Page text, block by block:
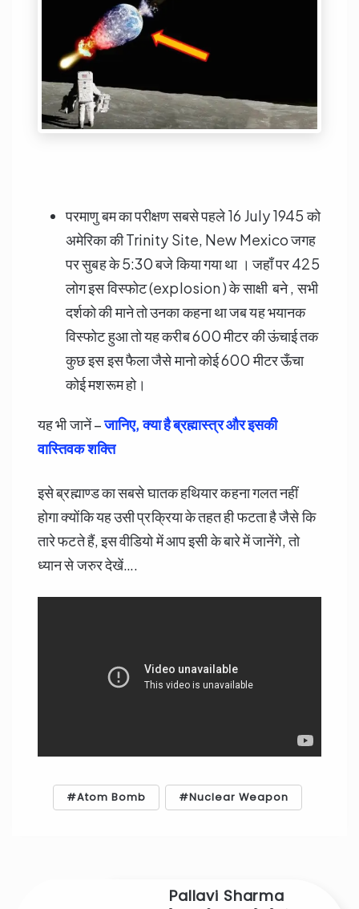
परमाणु बम का परीक्षण सबसे पहले 16 July 1945 को
अमेरिका की Trinity Site, New Mexico जगह
पर सुबह के 5:30 बजे किया गया था । जहाँ पर 425
लोग इस विस्फोट (explosion ) के साक्षी बने , सभी
दर्शको की माने तो उनका कहना था जब यह भयानक
विस्फोट हुआ तो यह करीब 600 मीटर की ऊंचाई तक
कुछ इस इस फैला जैसे मानो कोई 600 मीटर ऊँचा
कोई मशरूम हो।
यह भी जानें –जानिए, क्या है ब्रह्मास्त्र और इसकी
वास्तिवक शक्ति
इसे ब्रह्माण्ड का सबसे घातक हथियार कहना गलत नहीं
होगा क्योंकि यह उसी प्रक्रिया के तहत ही फटता है जैसे कि
तारे फटते हैं, इस वीडियो में आप इसी के बारे में जानेंगे, तो
ध्यान से जरुर देखें….
Atom Bomb Nuclear Weapon
Pallavi Sharma